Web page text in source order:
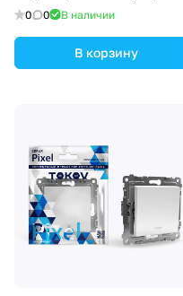
8102
0 0 В наличии
В корзину